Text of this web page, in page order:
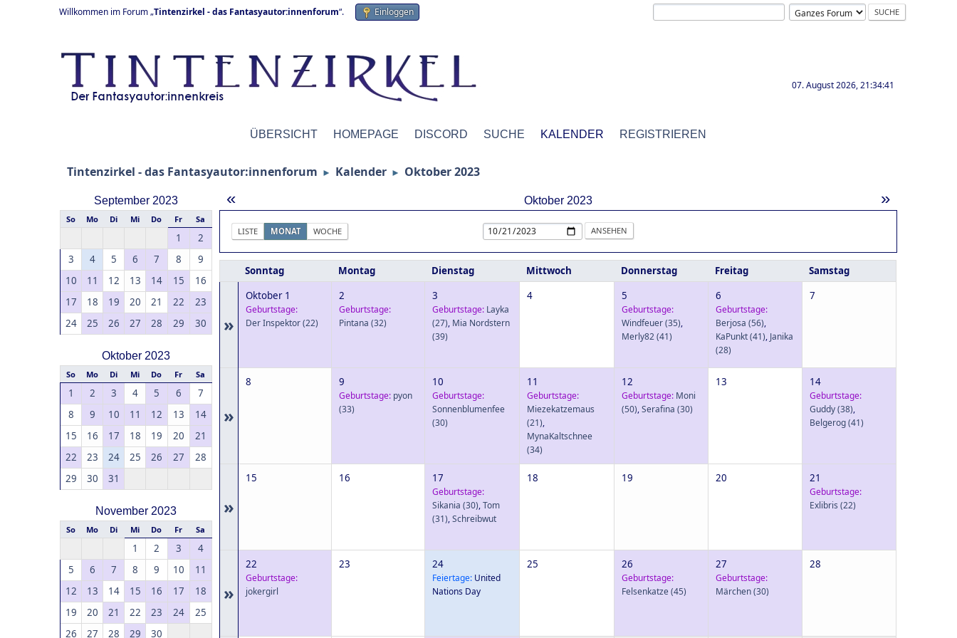
Willkommen im Forum „Tintenzirkel - das Fantasyautor:innenforum“. Einloggen
07. August 2026, 21:34:41
ÜBERSICHT HOMEPAGE DISCORD SUCHE KALENDER REGISTRIEREN
Tintenzirkel - das Fantasyautor:innenforum ► Kalender ► Oktober 2023
September 2023
So Mo Di Mi Do Fr Sa
1
2
3
4 5 6 7 8
9
10
11 12 13 14 15
16
17
18 19 20 21 22
23
24
25 26 27 28 29 30
Oktober 2023
So Mo Di Mi Do Fr Sa
1 2 3 4 5 6
7
8
9 10 11 12 13
14
15
16 17 18 19 20
21
22
23 24 25 26 27
28
29
30 31
November 2023
So Mo Di Mi Do Fr Sa
1 2 3
4
5
6 7 8 9 10
11
12
13 14 15 16 17
18
19
20 21 22 23 24
25
26
27 28 29 30
« »
Oktober 2023
LISTE MONAT WOCHE
Sonntag Montag Dienstag Mittwoch Donnerstag Freitag Samstag
»
Oktober 1
Geburtstage:
Der Inspektor(22)
2
Geburtstage:
Pintana (32)
3
Geburtstage: Layka
(27), Mia Nordstern
(39)
4 5
Geburtstage:
Windfeuer(35),
Merly82(41)
6
Geburtstage:
Berjosa (56),
KaPunkt(41), Janika
(28)
7
»
8 9
Geburtstage: pyon
(33)
10
Geburtstage:
Sonnenblumenfee
(30)
11
Geburtstage:
Miezekatzemaus
(21),
MynaKaltschnee
(34)
12
Geburtstage: Moni
(50),Serafina (30)
13 14
Geburtstage:
Guddy(38),
Belgerog(41)
»
15 16 17
Geburtstage:
Sikania (30),Tom
(31),Schreibwut
18 19 20 21
Geburtstage:
Exlibris (22)
»
22
Geburtstage:
jokergirl
23 24
Feiertage: United
Nations Day
25 26
Geburtstage:
Felsenkatze(45)
27
Geburtstage:
Märchen(30)
28